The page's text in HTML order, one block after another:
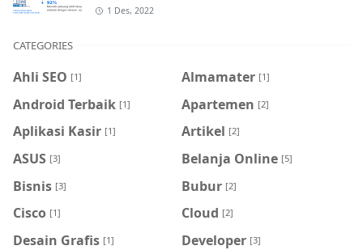
1 Des, 2022
CATEGORIES
Ahli SEO [1] Almamater [1]
Android Terbaik [1] Apartemen [2]
Aplikasi Kasir [1] Artikel [2]
ASUS [3] Belanja Online [5]
Bisnis [3] Bubur [2]
Cisco [1] Cloud [2]
Desain Grafis [1] Developer [3]